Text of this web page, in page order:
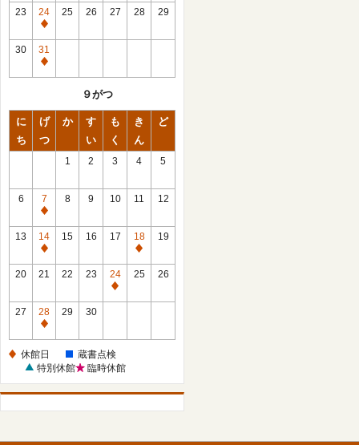
館
日
23
24
休
館
日
25 26 27 28 29
30
31
休
９がつ
に
ち
げ
つ
か
す
い
も
く
き
ん
ど
1 2 3 4 5
6
7
休
館
日
8 9 10 11 12
13
14
休
館
15 16 17
18
休
館
19
20 21 22 23
24
休
25 26
27
28
休
日
29 30
休館日
蔵書点検
特別休館
臨時休館